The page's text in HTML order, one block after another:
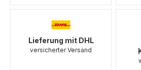
Lieferung mit DHL
versicherter Versand